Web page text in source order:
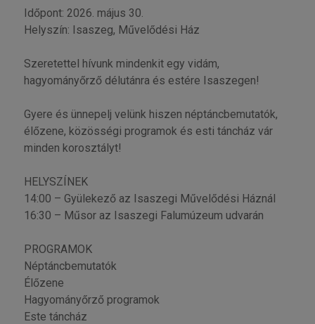
Időpont: 2026. május 30.
Helyszín: Isaszeg, Művelődési Ház
Szeretettel hívunk mindenkit egy vidám,
hagyományőrző délutánra és estére Isaszegen!
Gyere és ünnepelj velünk hiszen néptáncbemutatók,
élőzene, közösségi programok és esti táncház vár
minden korosztályt!
HELYSZÍNEK
14:00 – Gyülekező az Isaszegi Művelődési Háznál
16:30 – Műsor az Isaszegi Falumúzeum udvarán
PROGRAMOK
Néptáncbemutatók
Élőzene
Hagyományőrző programok
Este táncház